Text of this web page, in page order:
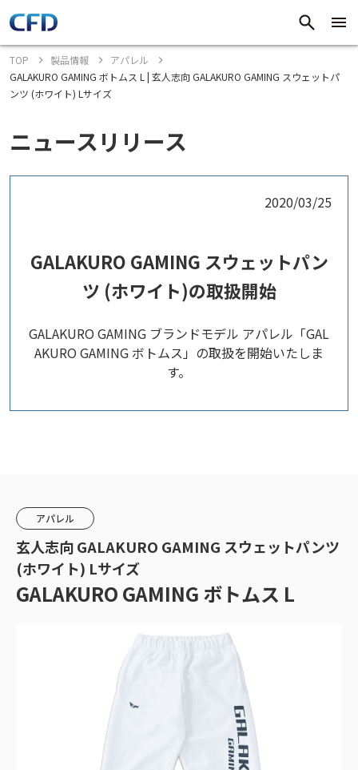
TOP 製品情報
アパレル
GALAKURO GAMING ボトムス L | 玄人志向 GALAKURO GAMING スウェットパ
ンツ (ホワイト) Lサイズ
ニュースリリース
2020/03/25
GALAKURO GAMING スウェットパン
ツ (ホワイト)の取扱開始
GALAKURO GAMING ブランドモデル アパレル「GAL
AKURO GAMING ボトムス」の取扱を開始いたしま
す。
アパレル
玄人志向 GALAKURO GAMING スウェットパンツ
(ホワイト) Lサイズ
GALAKURO GAMING ボトムス L